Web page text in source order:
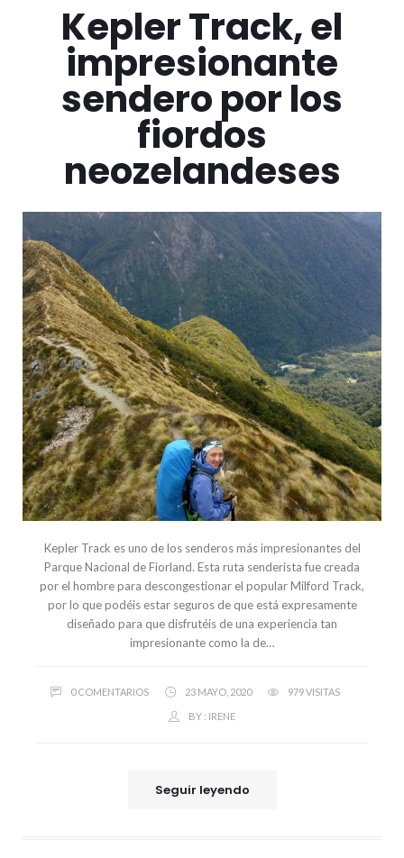
Kepler Track, el
impresionante
sendero por los
fiordos
neozelandeses
Kepler Track es uno de los senderos más impresionantes del
Parque Nacional de Fiorland. Esta ruta senderista fue creada
por el hombre para descongestionar el popular Milford Track,
por lo que podéis estar seguros de que está expresamente
diseñado para que disfrutéis de una experiencia tan
impresionante como la de…
0 COMENTARIOS 23 MAYO, 2020 979 VISITAS
BY : IRENE
Seguir leyendo